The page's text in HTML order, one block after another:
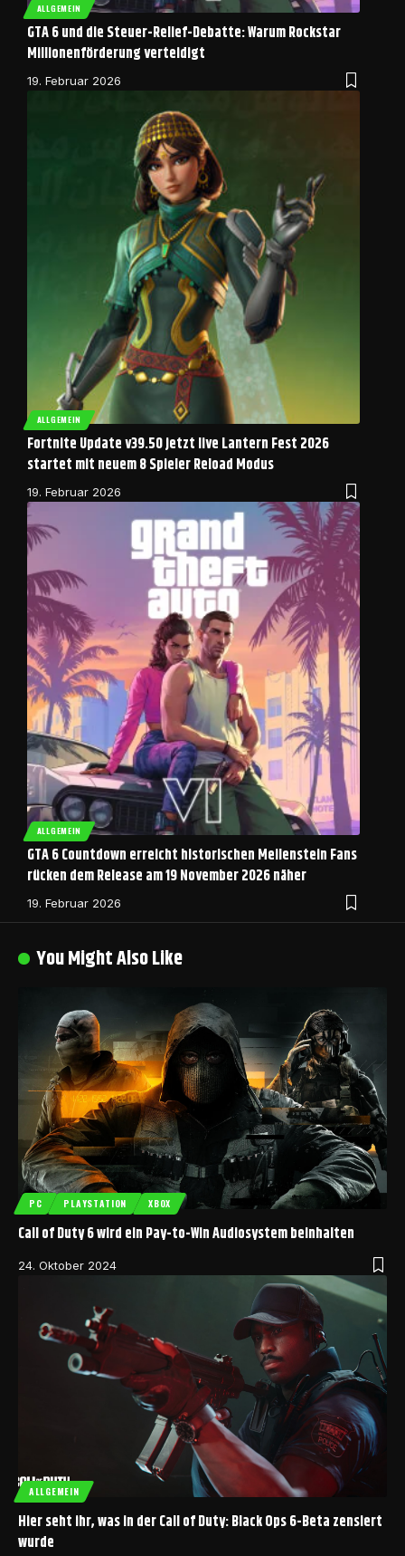
ALLGEMEIN
GTA 6 und die Steuer-Relief-Debatte: Warum Rockstar
Millionenförderung verteidigt
19. Februar 2026
ALLGEMEIN
Fortnite Update v39.50 jetzt live Lantern Fest 2026
startet mit neuem 8 Spieler Reload Modus
19. Februar 2026
ALLGEMEIN
GTA 6 Countdown erreicht historischen Meilenstein Fans
rücken dem Release am 19 November 2026 näher
19. Februar 2026
You Might Also Like
PC PLAYSTATION XBOX
Call of Duty 6 wird ein Pay-to-Win Audiosystem beinhalten
24. Oktober 2024
ALLGEMEIN
Hier seht ihr, was in der Call of Duty: Black Ops 6-Beta zensiert
wurde